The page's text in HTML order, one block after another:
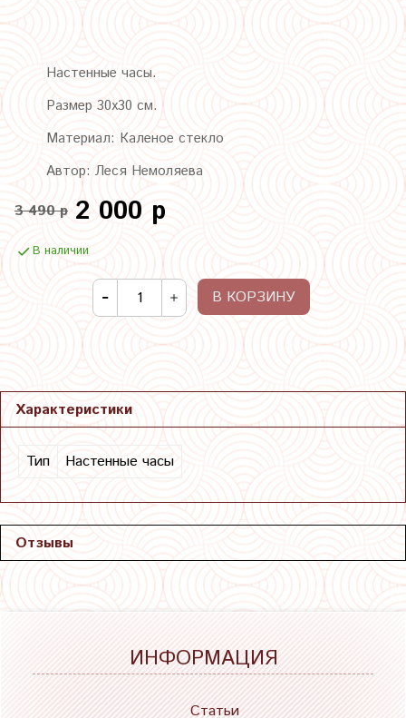
Настенные часы.
Размер 30х30 см.
Материал: Каленое стекло
Автор: Леся Немоляева
3 490 р 2 000 р
В наличии
В КОРЗИНУ
Характеристики
Тип Настенные часы
Отзывы
ИНФОРМАЦИЯ
Статьи